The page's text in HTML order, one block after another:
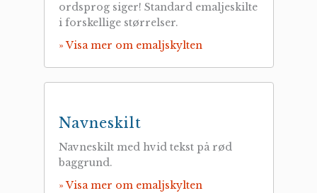
ordsprog siger! Standard emaljeskilte
i forskellige størrelser.
» Visa mer om emaljskylten
Navneskilt
Navneskilt med hvid tekst på rød
baggrund.
» Visa mer om emaljskylten